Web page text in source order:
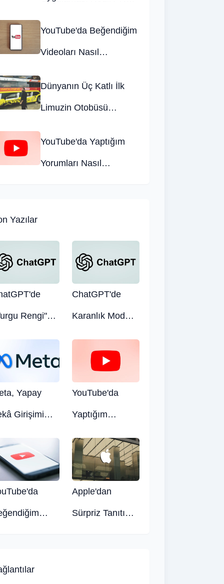
YouTube'da Beğendiğim
Videoları Nasıl
Dünyanın Üç Katlı İlk
Limuzin Otobüsü
YouTube'da Yaptığım
Yorumları Nasıl
Yazılar
Rengi"
Değiştirilir?
ChatGPT'de
Karanlık Mod
Nasıl Açılır?
Yapay
Girişimi
YouTube'da
Yaptığım
Yorumları Nasıl
Görebilirim?
Apple'dan
Sürpriz Tanıtım: